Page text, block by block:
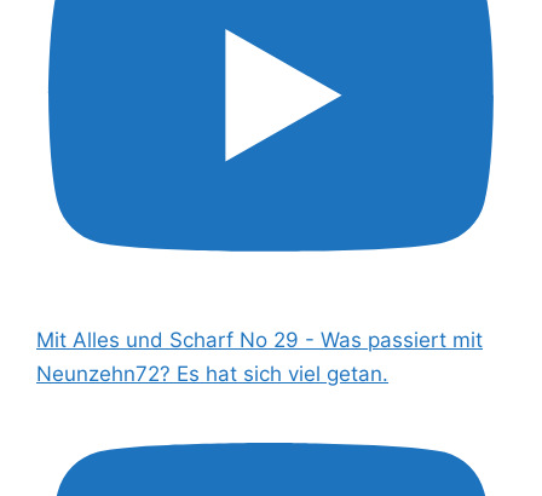
Mit Alles und Scharf No 29 - Was passiert mit
Neunzehn72? Es hat sich viel getan.